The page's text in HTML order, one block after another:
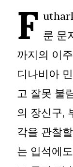
F 룬 문
까지의 이
디나비아
고 잘못 불
의 장신구,
각을 관찰
는 입석에